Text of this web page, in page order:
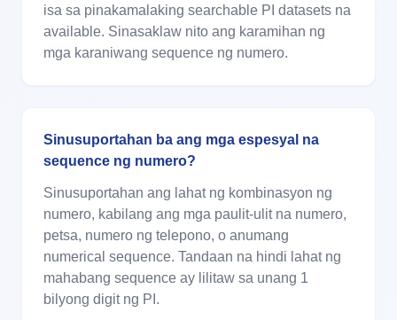
isa sa pinakamalaking searchable PI datasets na
available. Sinasaklaw nito ang karamihan ng
mga karaniwang sequence ng numero.
Sinusuportahan ba ang mga espesyal na
sequence ng numero?
Sinusuportahan ang lahat ng kombinasyon ng
numero, kabilang ang mga paulit-ulit na numero,
petsa, numero ng telepono, o anumang
numerical sequence. Tandaan na hindi lahat ng
mahabang sequence ay lilitaw sa unang 1
bilyong digit ng PI.